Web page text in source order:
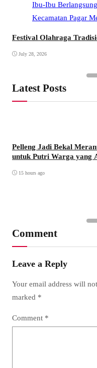
Festival Olahraga
July 28, 2026
Latest Posts
Pelleng Jadi Bekal
untuk Putri Warga yang
15 hours ago
Comment
Leave a Reply
Your email address will
marked *
Comment *